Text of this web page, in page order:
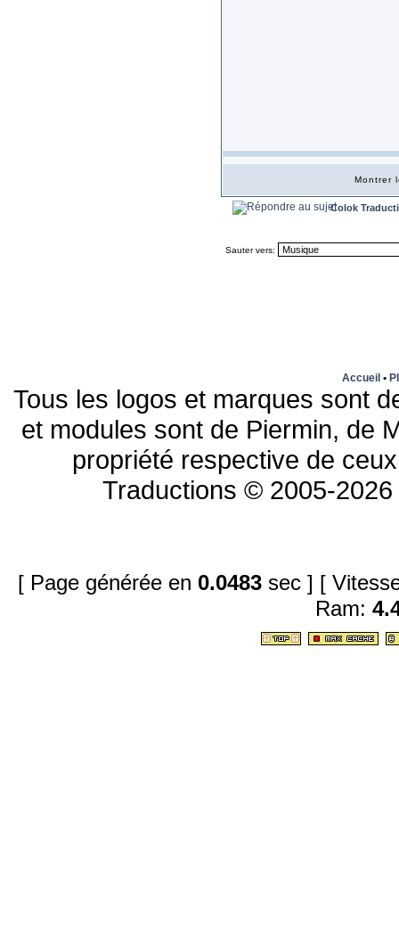
Montrer
Colok
Sauter vers:
Accueil •
Tous les logos et marques sont
et modules sont de Piermin, de
propriété respective de
Traductions © 2005-
[ Page générée en 0.0483 sec ] [
Ram: